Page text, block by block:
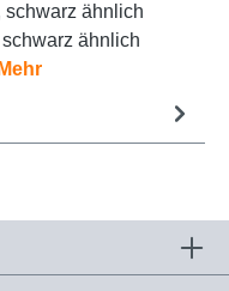
schwarz ähnlich
ähnlich
Mehr